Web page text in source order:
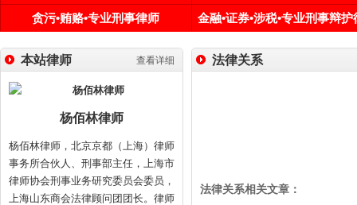
贪污•贿赂•专业刑事律师
金融•证券•涉税•专业刑事辩护
查看详细
本站律师
杨佰林律师
杨佰林律师，北京京都（上海）律师
事务所合伙人、刑事部主任，上海市
律师协会刑事业务研究委员会委员，
上海山东商会法律顾问团团长。律师
法律关系
法律关系相关文章：